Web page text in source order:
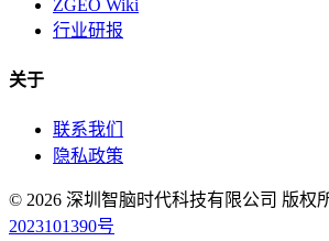
ZGEO Wiki
行业研报
关于
联系我们
隐私政策
© 2026 深圳智脑时代科技有限公司 版权
2023101390号